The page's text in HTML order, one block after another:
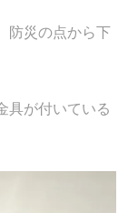
防災の点から下
具が付いている